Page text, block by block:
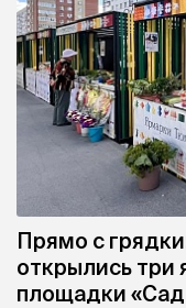
Прямо с
открылись три
площадки